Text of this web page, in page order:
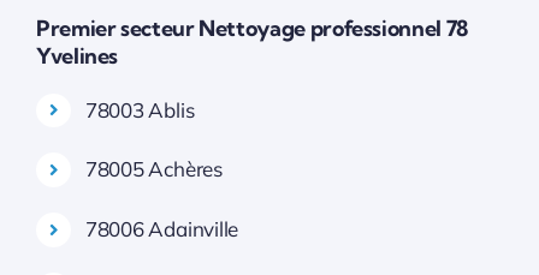
Premier secteur Nettoyage professionnel 78
Yvelines
78003 Ablis
78005 Achères
78006 Adainville